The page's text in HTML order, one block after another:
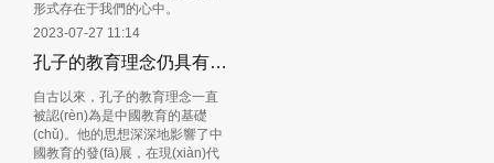
形式存在于我們的心中。
2023-07-27 11:14
孔子的教育理念仍具有重要意義
自古以來，孔子的教育理念一直
被認(rèn)為是中國教育的基礎
(chǔ)。他的思想深深地影響了中
國教育的發(fā)展，在現(xiàn)代